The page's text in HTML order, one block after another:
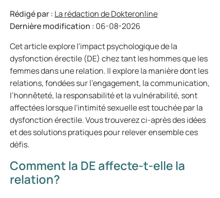
Rédigé par : La rédaction de Dokteronline
Dernière modification : 06-08-2026
Cet article explore l'impact psychologique de la
dysfonction érectile (DE) chez tant les hommes que les
femmes dans une relation. Il explore la manière dont les
relations, fondées sur l'engagement, la communication,
l’honnêteté, la responsabilité et la vulnérabilité, sont
affectées lorsque l'intimité sexuelle est touchée par la
dysfonction érectile. Vous trouverez ci-après des idées
et des solutions pratiques pour relever ensemble ces
défis.
Comment la DE affecte-t-elle la
relation?